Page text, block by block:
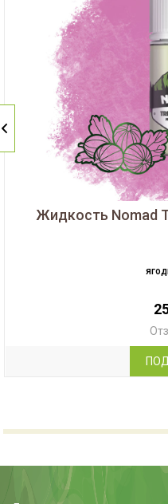
Жидкость Nomad